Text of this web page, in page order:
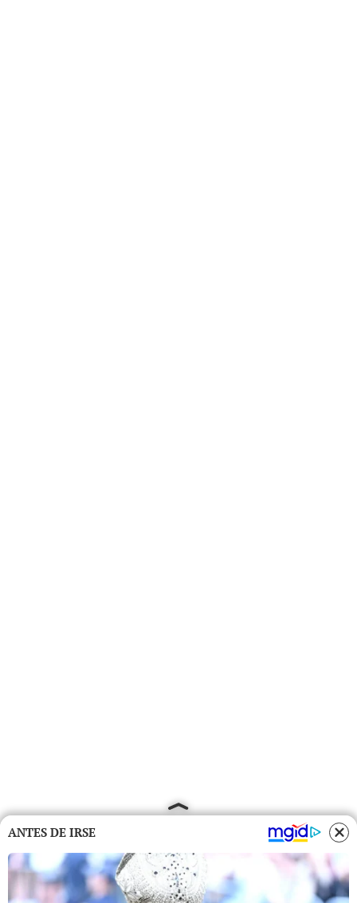
ANTES DE IRSE